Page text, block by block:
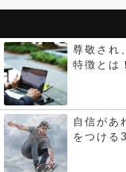
尊敬され
特徴とは
自信があ
をつける